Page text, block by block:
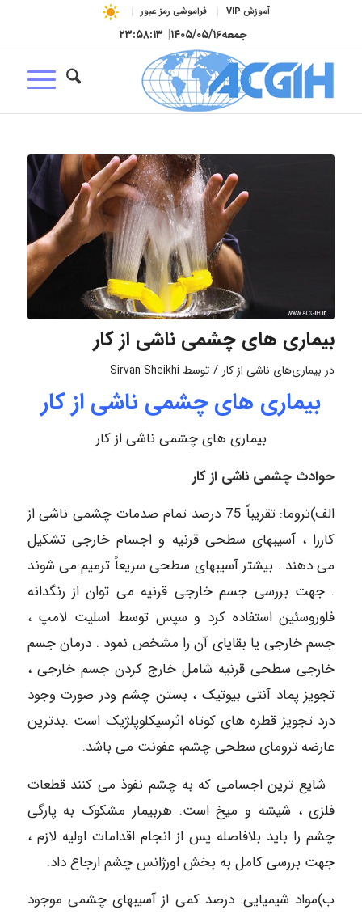
آموزش VIP فراموشی رمز عبور
جمعه۱۴۰۵/۰۵/۱۶| ۲۳:۵۸:۱۴
بیماری های چشمی ناشی از کار
در بیماری‌های ناشی از کار / توسط Sirvan Sheikhi
بیماری های چشمی ناشی از کار
بیماری های چشمی ناشی از کار
حوادث چشمی ناشی از کار
الف)تروما: تقریباً 75 درصد تمام صدمات چشمی ناشی از
کاررا ، آسیبهای سطحی قرنیه و اجسام خارجی تشکیل
می دهند . بیشتر آسیبهای سطحی سریعاً ترمیم می شوند
. جهت بررسی جسم خارجی قرنیه می توان از رنگدانه
فلوروسئین استفاده کرد و سپس توسط اسلیت لامپ ،
جسم خارجی یا بقایای آن را مشخص نمود . درمان جسم
خارجی سطحی قرنیه شامل خارج کردن جسم خارجی ،
تجویز پماد آنتی بیوتیک ، بستن چشم ودر صورت وجود
درد تجویز قطره های کوتاه اثرسیکلوپلژیک است .بدترین
عارضه ترومای سطحی چشم، عفونت می باشد.
شایع ترین اجسامی که به چشم نفوذ می کنند قطعات
فلزی ، شیشه و میخ است. هربیمار مشکوک به پارگی
چشم را باید بلافاصله پس از انجام اقدامات اولیه لازم ،
جهت بررسی کامل به بخش اورژانس چشم ارجاع داد.
ب)مواد شیمیایی: درصد کمی از آسیبهای چشمی موجود